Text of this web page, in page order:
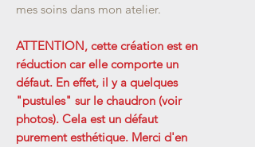
mes soins dans mon atelier.
ATTENTION, cette création est en
réduction car elle comporte un
défaut. En effet, il y a quelques
"pustules" sur le chaudron (voir
photos). Cela est un défaut
purement esthétique. Merci d'en